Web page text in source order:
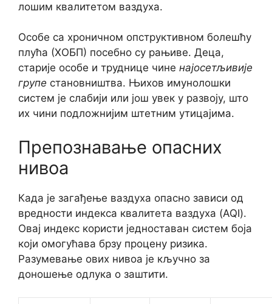
лошим квалитетом ваздуха.
Особе са хроничном опструктивном болешћу
плућа (ХОБП) посебно су рањиве. Деца,
старије особе и труднице чине најосетљивије
групе становништва. Њихов имунолошки
систем је слабији или још увек у развоју, што
их чини подложнијим штетним утицајима.
Препознавање опасних
нивоа
Када је загађење ваздуха опасно зависи од
вредности индекса квалитета ваздуха (AQI).
Овај индекс користи једноставан систем боја
који омогућава брзу процену ризика.
Разумевање ових нивоа је кључно за
доношење одлука о заштити.